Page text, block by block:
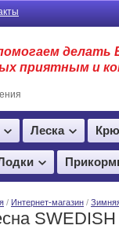
делать
приятным и
Леска
/ Интернет-магазин /